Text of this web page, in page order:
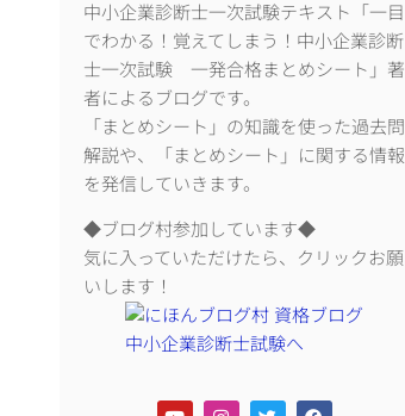
中小企業診断士一次試験テキスト「一目
でわかる！覚えてしまう！中小企業診断
士一次試験 一発合格まとめシート」著
者によるブログです。
「まとめシート」の知識を使った過去問
解説や、「まとめシート」に関する情報
を発信していきます。
◆ブログ村参加しています◆
気に入っていただけたら、クリックお願
いします！